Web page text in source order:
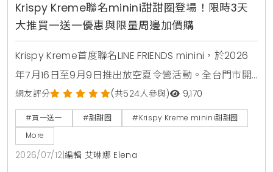
Krispy Kreme聯名minini甜甜圈登場！限時3天
大推買一送一優惠與限量周邊加價購
Krispy Kreme首度聯名LINE FRIENDS minini，於2026
年7月16日至9月9日推出放空夏令營活動。全台門市開
賣4款角色甜甜圈，包含草莓甜心、玉米拿鐵、焦糖牛
奶與柑橘可可，並同步推出加價購貼紙包、迷你提袋與
盲盒公仔。7月16日至7月18日期間更祭出LINE好友憑券
買minini禮盒送原味糖霜甜甜圈盒的買一送一限時優
網友評分 (共524人參與) 9,170
#買一送一 #甜甜圈
#Krispy Kreme minini甜甜圈
More
2026/07/12 編輯 艾琳娜 Elena